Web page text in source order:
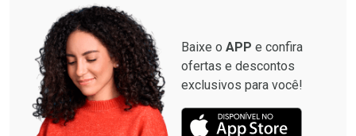
Baixe o APP e confira
ofertas e descontos
exclusivos para você!